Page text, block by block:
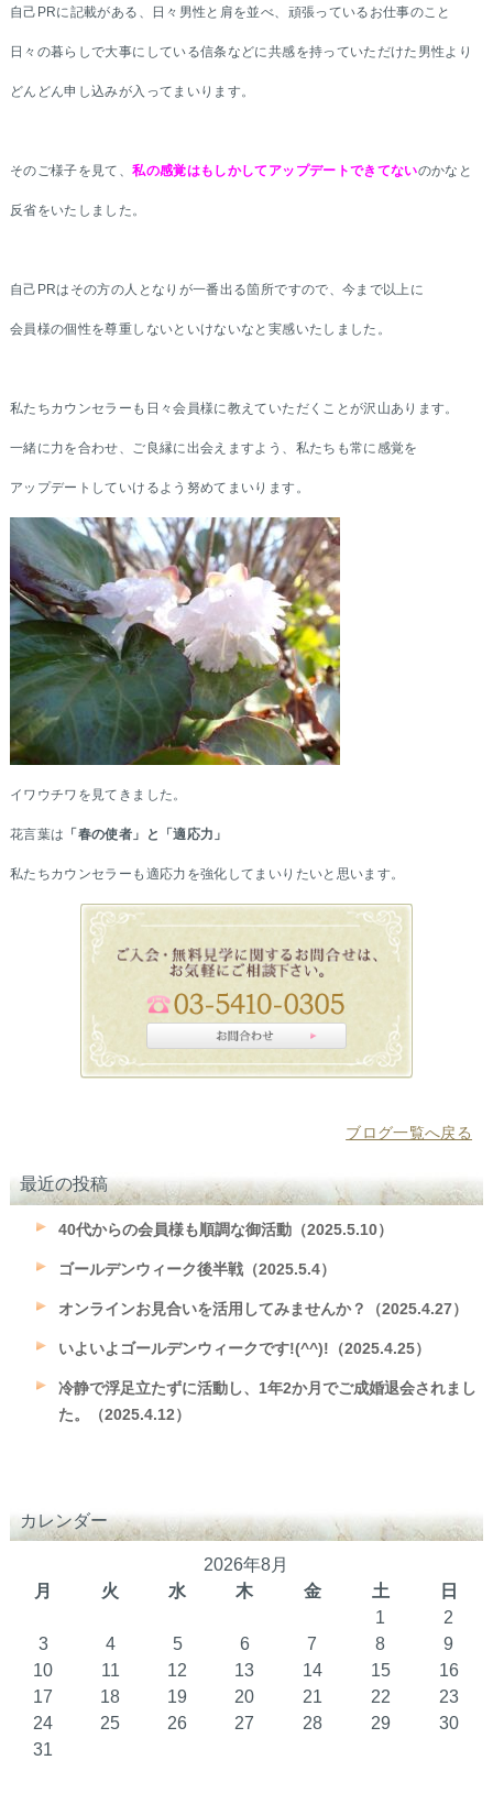
自己PRに記載がある、日々男性と肩を並べ、頑張っているお仕事のこと
日々の暮らしで大事にしている信条などに共感を持っていただけた男性より
どんどん申し込みが入ってまいります。
そのご様子を見て、私の感覚はもしかしてアップデートできてないのかなと
反省をいたしました。
自己PRはその方の人となりが一番出る箇所ですので、今まで以上に
会員様の個性を尊重しないといけないなと実感いたしました。
私たちカウンセラーも日々会員様に教えていただくことが沢山あります。
一緒に力を合わせ、ご良縁に出会えますよう、私たちも常に感覚を
アップデートしていけるよう努めてまいります。
イワウチワを見てきました。
花言葉は 「春の使者」と「適応力」
私たちカウンセラーも適応力を強化してまいりたいと思います。
ブログ一覧へ戻る
最近の投稿
40代からの会員様も順調な御活動（2025.5.10）
ゴールデンウィーク後半戦（2025.5.4）
オンラインお見合いを活用してみませんか？（2025.4.27）
いよいよゴールデンウィークです!(^^)!（2025.4.25）
冷静で浮足立たずに活動し、1年2か月でご成婚退会されまし
た。（2025.4.12）
カレンダー
2026年8月
月
火 水 木 金 土
日
1
2
3
4 5 6 7 8
9
10
11 12 13 14 15
16
17
18 19 20 21 22
23
24
25 26 27 28 29
30
31